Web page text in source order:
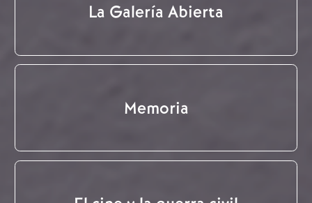
La Galería Abierta
Memoria